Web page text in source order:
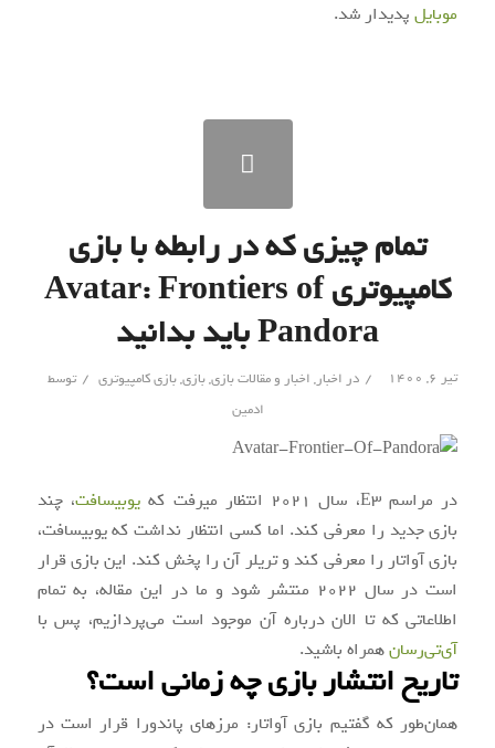
موبایلپدیدار شد.
تمام چیزی که در رابطه با بازی
کامپیوتری Avatar: Frontiers of
Pandora باید بدانید
تیر ۶, ۱۴۰۰ / در اخبار, اخبار و مقالات بازی,بازی,بازی کامپیوتری / توسط
ادمین
در مراسم E۳، سال ۲۰۲۱ انتظار میرفت که یوبیسافت، چند
بازی جدید را معرفی کند. اما کسی انتظار نداشت که یوبیسافت،
بازی آواتار را معرفی کند و تریلر آن را پخش کند. این بازی قرار
است در سال ۲۰۲۲ منتشر شود و ما در این مقاله، به تمام
اطلاعاتی که تا الان درباره آن موجود است می‌پردازیم، پس با
آی‌تی‌رسانهمراه باشید.
تاریخ انتشار بازی چه زمانی است؟
همان‌طور که گفتیم بازی آواتار: مرزهای پاندورا قرار است در